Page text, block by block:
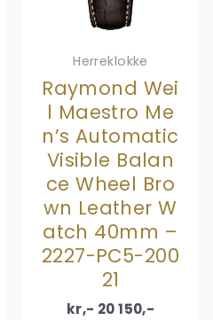
Herreklokke
Raymond Wei
l Maestro Me
n’s Automatic
Visible Balan
ce Wheel Bro
wn Leather W
atch 40mm –
2227-PC5-200
21
kr,- 20 150,-